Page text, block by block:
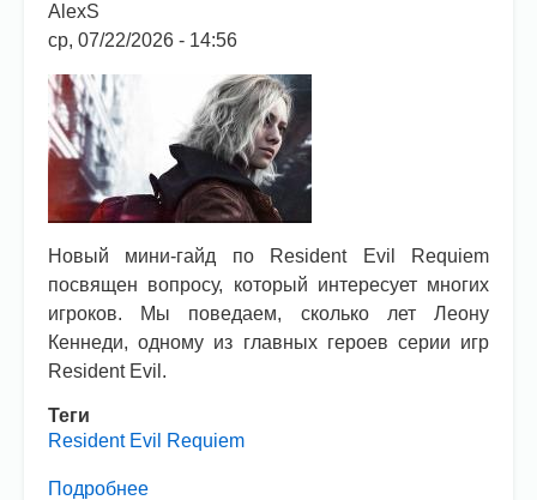
AlexS
ср, 07/22/2026 - 14:56
Новый мини-гайд по Resident Evil Requiem
посвящен вопросу, который интересует многих
игроков. Мы поведаем, сколько лет Леону
Кеннеди, одному из главных героев серии игр
Resident Evil.
Теги
Resident Evil Requiem
Подробнее